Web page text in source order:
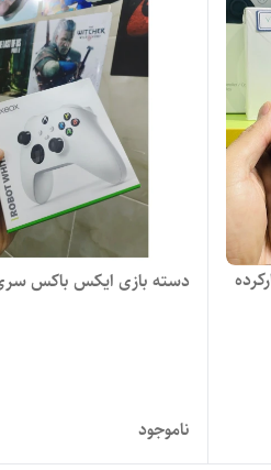
دسته بازی ایکس باکس
ناموجود